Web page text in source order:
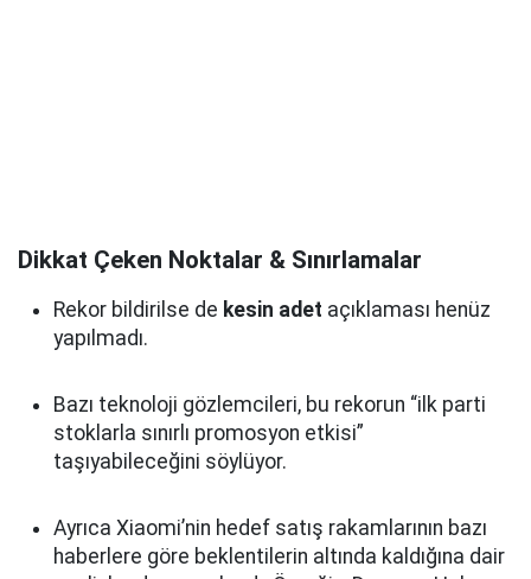
Dikkat Çeken Noktalar & Sınırlamalar
Rekor bildirilse de kesin adet açıklaması henüz
yapılmadı.
Bazı teknoloji gözlemcileri, bu rekorun “ilk parti
stoklarla sınırlı promosyon etkisi”
taşıyabileceğini söylüyor.
Ayrıca Xiaomi’nin hedef satış rakamlarının bazı
haberlere göre beklentilerin altında kaldığına dair